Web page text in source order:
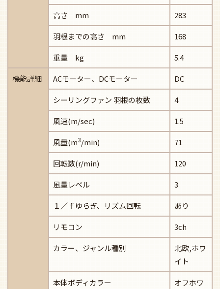
高さ mm 283
羽根までの高さ mm 168
重量 kg 5.4
機能詳細 ACモーター、DCモーター DC
シーリングファン 羽根の枚数 4
風速(m/sec) 1.5
風量(m3/min) 71
回転数(r/min) 120
風量レベル 3
１／ｆゆらぎ、リズム回転 あり
リモコン 3ch
カラー、ジャンル種別
北欧,ホワ
イト
本体ボディカラー
オフホワ